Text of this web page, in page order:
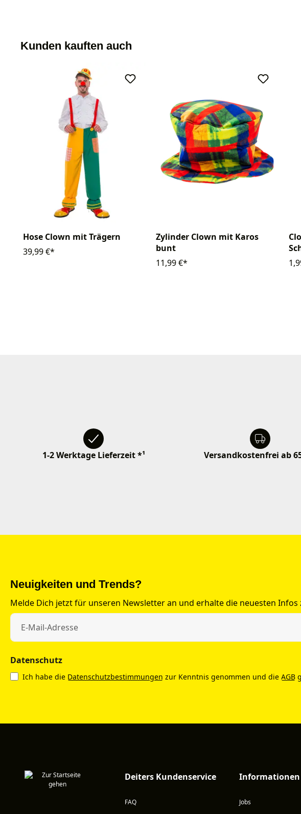
Kunden kauften auch
Hose Clown mit Trägern
39,99 €*
Zylinder Clown mit Karos
bunt
11,99 €*
1-2 Werktage Lieferzeit *¹ Versandkostenfrei ab
Neuigkeiten und Trends?
Melde Dich jetzt für unseren Newsletter an und erhalte die neuesten Infos
Datenschutz
Ich habe die Datenschutzbestimmungen zur Kenntnis genommen und die AGB
Deiters Kundenservice
FAQ
Informationen
Jobs